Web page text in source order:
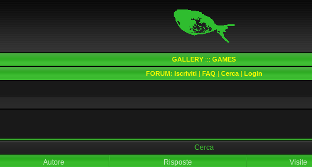
GALLERY ::: GAMES
FORUM: Iscriviti| FAQ | Cerca| Login
Cerca
Autore Risposte Visite